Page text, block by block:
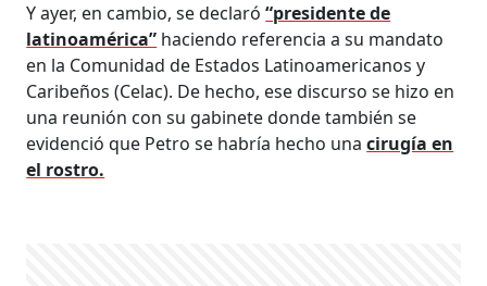
Y ayer, en cambio, se declaró“presidente de
latinoamérica” haciendo referencia a su mandato
en la Comunidad de Estados Latinoamericanos y
Caribeños (Celac). De hecho, ese discurso se hizo en
una reunión con su gabinete donde también se
evidenció que Petro se habría hecho unacirugía en
el rostro.